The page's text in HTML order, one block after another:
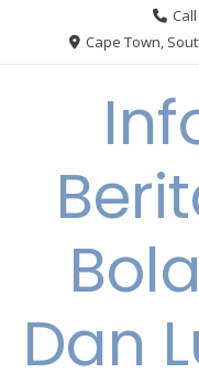
Cape Town,
Dan